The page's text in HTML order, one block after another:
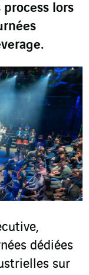
lors
dédiées
sur